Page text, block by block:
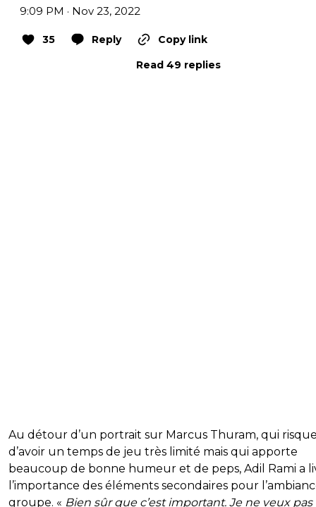
9:09 PM · Nov 23, 2022
35 Reply
Copy link
Read 49 replies
Au détour d’un portrait sur Marcus Thuram, qui
d’avoir un temps de jeu très limité mais qui apporte
beaucoup de bonne humeur et de peps, Adil Rami a
l’importance des éléments secondaires pour
groupe. « Bien sûr que c’est important. Je ne veux